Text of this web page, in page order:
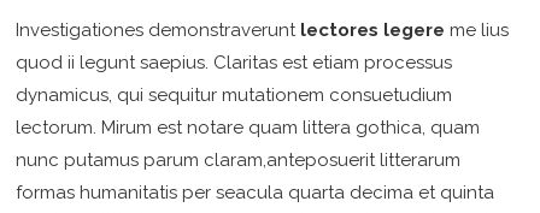
Investigationes demonstraveruntlectores legere me lius
quod ii legunt saepius. Claritas est etiam processus
dynamicus, qui sequitur mutationem consuetudium
lectorum. Mirum est notare quam littera gothica, quam
nunc putamus parum claram,anteposuerit litterarum
formas humanitatis per seacula quarta decima et quinta